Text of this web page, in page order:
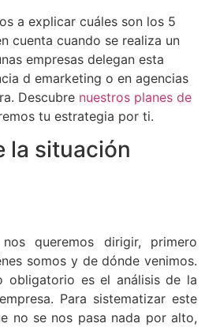
a explicar cuáles son los 5
cuenta cuando se realiza un
empresas delegan esta
d emarketing o en agencias
Descubre nuestros planes de
tu estrategia por ti.
la situación
queremos dirigir, primero
somos y de dónde venimos.
obligatorio es el análisis de la
Para sistematizar este
no se nos pasa nada por alto,